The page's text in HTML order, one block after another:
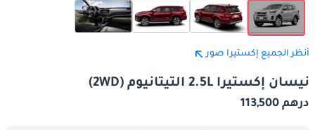
أنظر الجميع إكستيرا صور
نيسان إكستيرا 2.5L التيتانيوم (2WD)
درهم 113,500